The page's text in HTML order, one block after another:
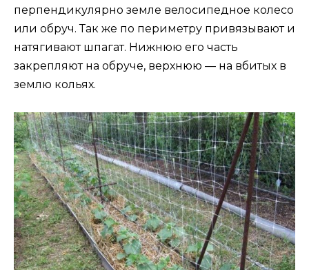
перпендикулярно земле велосипедное колесо
или обруч. Так же по периметру привязывают и
натягивают шпагат. Нижнюю его часть
закрепляют на обруче, верхнюю — на вбитых в
землю кольях.